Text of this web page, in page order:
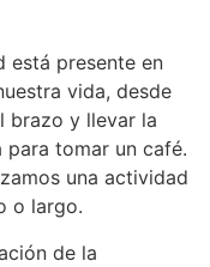
está presente en
vida, desde
brazo y llevar la
para tomar un café.
una actividad
o largo.
de la